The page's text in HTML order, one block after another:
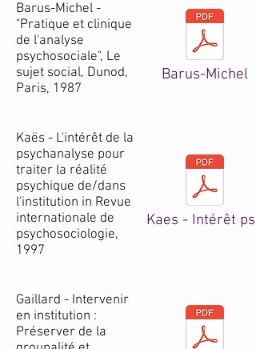
Barus-Michel -
"Pratique et clinique
de l'analyse
psychosociale", Le
sujet social, Dunod,
Paris, 1987
​Kaës - L'intérêt de la
psychanalyse pour
traiter la réalité
psychique de/dans
l'institution in Revue
internationale de
psychosociologie,
1997
​Gaillard - Intervenir
en institution :
Préserver de la
Barus-Michel
Kaes - Intérêt psa